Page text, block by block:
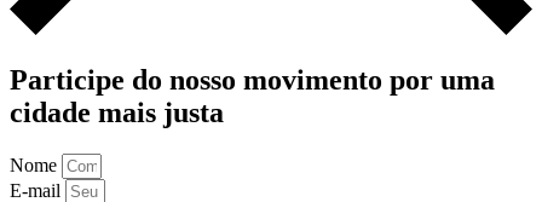
Participe do nosso movimento por uma
cidade mais justa
Nome
E-mail